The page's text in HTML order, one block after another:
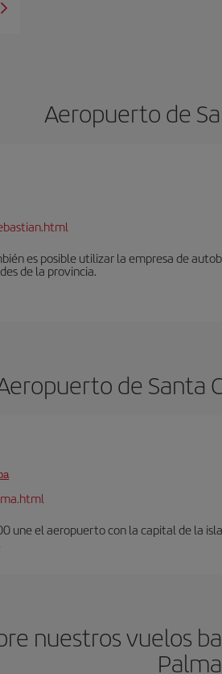
Aeropuerto de
es posible utilizar la empresa de
de la provincia.
de Santa
une el aeropuerto con la capital de la
nuestros vuelos
Palma